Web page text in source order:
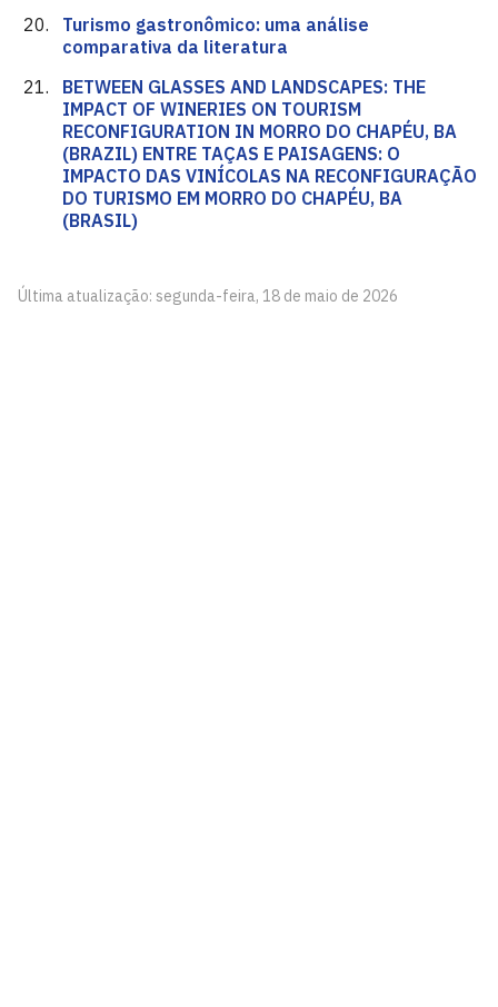
Turismo gastronômico: uma análise
comparativa da literatura
BETWEEN GLASSES AND LANDSCAPES: THE
IMPACT OF WINERIES ON TOURISM
RECONFIGURATION IN MORRO DO CHAPÉU, BA
(BRAZIL) ENTRE TAÇAS E PAISAGENS: O
IMPACTO DAS VINÍCOLAS NA RECONFIGURAÇÃO
DO TURISMO EM MORRO DO CHAPÉU, BA
(BRASIL)
Última atualização: segunda-feira, 18 de maio de 2026